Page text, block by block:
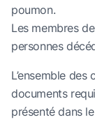
poumon.
Les membres
personnes
L’ensemble
documents
présenté dans